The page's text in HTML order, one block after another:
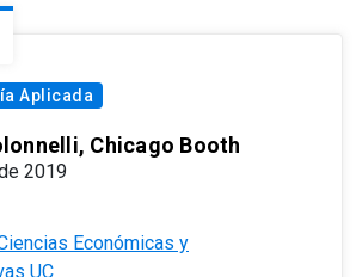
Aplicada
Chicago Booth
2019
Económicas y
UC